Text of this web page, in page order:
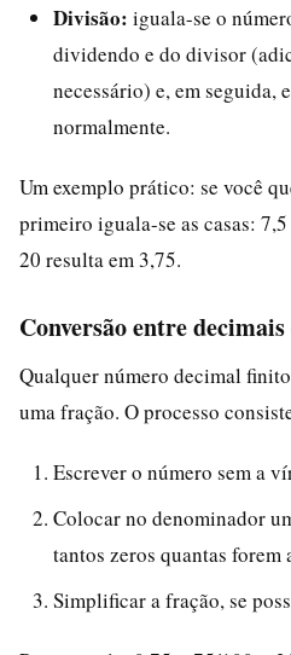
Divisão: iguala-se o
dividendo e do divisor
necessário) e, em seguida,
normalmente.
Um exemplo prático: se você
primeiro iguala-se as casas:
20 resulta em 3,75.
Conversão entre
Qualquer número decimal
uma fração. O processo
Escrever o número sem a
Colocar no denominador
tantos zeros quantas forem
Simplificar a fração, se